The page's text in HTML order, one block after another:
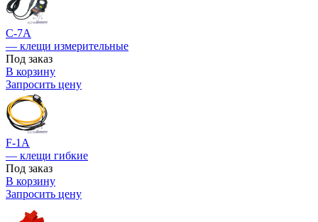
С-7A
— клещи измерительные
Под заказ
В корзину
Запросить цену
F-1A
— клещи гибкие
Под заказ
В корзину
Запросить цену